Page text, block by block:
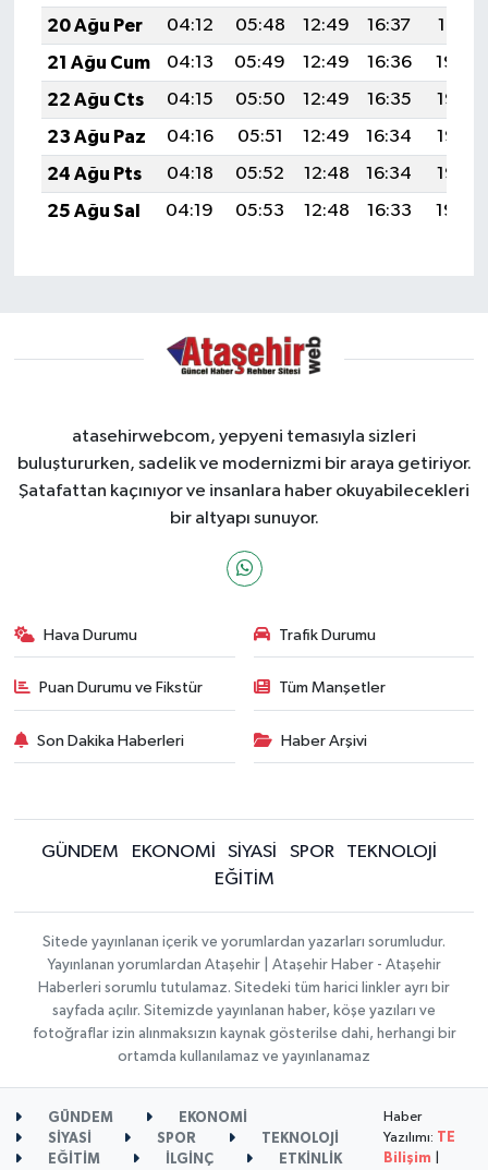
20 Ağu Per
04:12 05:48 12:49 16:37
19:41
21 Ağu Cum
04:13 05:49 12:49 16:36
19:40
22 Ağu Cts
04:15 05:50 12:49 16:35
19:38
23 Ağu Paz
04:16 05:51 12:49 16:34
19:37
24 Ağu Pts
04:18 05:52 12:48 16:34
19:35
25 Ağu Sal
04:19 05:53 12:48 16:33 19:34
atasehirwebcom, yepyeni temasıyla sizleri
buluştururken, sadelik ve modernizmi bir araya getiriyor.
Şatafattan kaçınıyor ve insanlara haber okuyabilecekleri
bir altyapı sunuyor.
Hava Durumu Trafik Durumu
Puan Durumu ve Fikstür Tüm Manşetler
Son Dakika Haberleri Haber Arşivi
GÜNDEM EKONOMİ SİYASİ SPOR
TEKNOLOJİ
EĞİTİM
Sitede yayınlanan içerik ve yorumlardan yazarları sorumludur.
Yayınlanan yorumlardan Ataşehir | Ataşehir Haber - Ataşehir
Haberleri sorumlu tutulamaz. Sitedeki tüm harici linkler ayrı bir
sayfada açılır. Sitemizde yayınlanan haber, köşe yazıları ve
fotoğraflar izin alınmaksızın kaynak gösterilse dahi, herhangi bir
ortamda kullanılamaz ve yayınlanamaz
GÜNDEM
EKONOMİ
SİYASİ
SPOR
TEKNOLOJİ
EĞİTİM
İLGİNÇ ETKİNLİK
Haber
Yazılımı:
TE
Bilişim